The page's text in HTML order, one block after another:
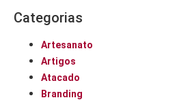
Categorias
Artesanato
Artigos
Atacado
Branding